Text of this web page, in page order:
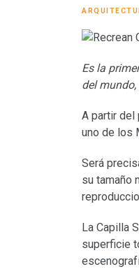
Es la
del
A partir del
uno de los
Será
su tamaño
La Capilla
superficie